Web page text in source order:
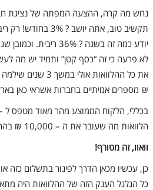
נחש מה קרה, ההצעה המפתה של נציגת
תקשיב טוב, אתה יושב ?
בחודש! רק
יודע כמה זה בשנה ?
לא פרעה כי זה “כסף קטן” ותמיד יש מה
₪ מספרים אמיתיים בחברות אשראי כאן
הלוואות מה שעובר את ה – 10,000 ₪ בהחזר חודשי ולא מבין מה פגע בו.
וואוו, זה מטורף!
כן, עכשיו מכאן הדרך לפיגור בתשלום כזה
כל הגלגל הענק הזה של ההלוואות היה